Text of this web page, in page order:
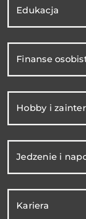
Edukacja
Finanse
Hobby i
Jedzenie i
Kariera